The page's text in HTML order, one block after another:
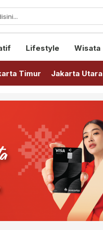
Lifestyle Wisata
Timur Jakarta Utara